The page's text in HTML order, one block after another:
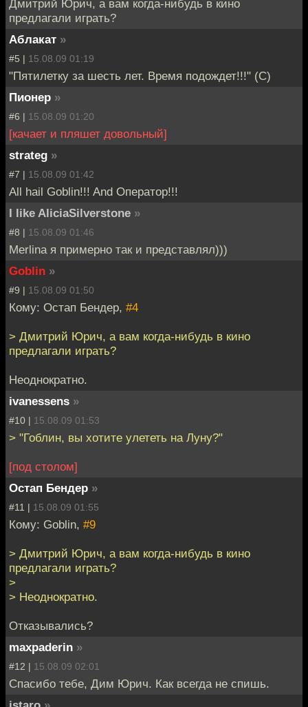
Дмитрий Юрич, а вам когда-нибудь в кино
предлагали играть?
Аблакат »
#5 | 15.08.09 01:19
"Пятилетку за шесть лет. Время подождет!!!" (С)
Пионер »
#6 | 15.08.09 01:20
[качает и пляшет довольный]
strateg »
#7 | 15.08.09 01:42
All hail Goblin!!! And Оператор!!!
I like AliciaSilverstone »
#8 | 15.08.09 01:46
Merlina я примерно так и представлял)))
Goblin »
#9 | 15.08.09 01:50
Кому: Остап Бендер, #4
> Дмитрий Юрич, а вам когда-нибудь в кино
предлагали играть?
Неоднократно.
ivanessens »
#10 | 15.08.09 01:53
> "Гоблин, вы хотите улететь на Луну?"
[под столом]
Остап Бендер »
#11 | 15.08.09 01:55
Кому: Goblin, #9
> Дмитрий Юрич, а вам когда-нибудь в кино
предлагали играть?
>
> Неоднократно.
Отказывались?
maxpaderin »
#12 | 15.08.09 02:01
Спасибо тебе, Дим Юрич. Как всегда не спишь.